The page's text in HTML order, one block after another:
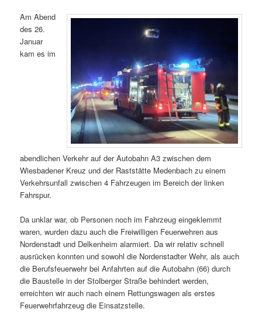
Am Abend
des 26.
Januar
kam es im
abendlichen Verkehr auf der Autobahn A3 zwischen dem
Wiesbadener Kreuz und der Raststätte Medenbach zu einem
Verkehrsunfall zwischen 4 Fahrzeugen im Bereich der linken
Fahrspur.
Da unklar war, ob Personen noch im Fahrzeug eingeklemmt
waren, wurden dazu auch die Freiwilligen Feuerwehren aus
Nordenstadt und Delkenheim alarmiert. Da wir relativ schnell
ausrücken konnten und sowohl die Nordenstadter Wehr, als auch
die Berufsfeuerwehr bei Anfahrten auf die Autobahn (66) durch
die Baustelle in der Stolberger Straße behindert werden,
erreichten wir auch nach einem Rettungswagen als erstes
Feuerwehrfahrzeug die Einsatzstelle.